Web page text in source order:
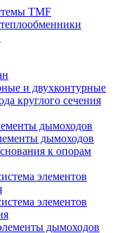
TMF
и двухконтурные
круглого сечения
дымоходов
дымоходов
к опорам
элементов
элементов
дымоходов